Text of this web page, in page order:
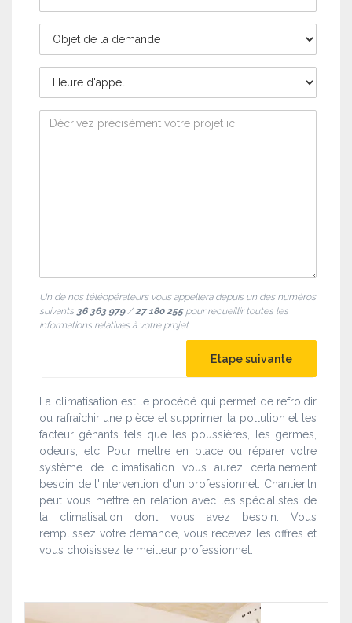
Un de nos téléopérateurs vous appellera depuis un des numéros
suivants 36 363 979/27 180 255pour recueillir toutes les
informations relatives à votre projet.
La climatisation est le procédé qui permet de refroidir
ou rafraîchir une pièce et supprimer la pollution et les
facteur gênants tels que les poussières, les germes,
odeurs, etc. Pour mettre en place ou réparer votre
système de climatisation vous aurez certainement
besoin de l'intervention d'un professionnel. Chantier.tn
peut vous mettre en relation avec les spécialistes de
la climatisation dont vous avez besoin. Vous
remplissez votre demande, vous recevez les offres et
vous choisissez le meilleur professionnel.